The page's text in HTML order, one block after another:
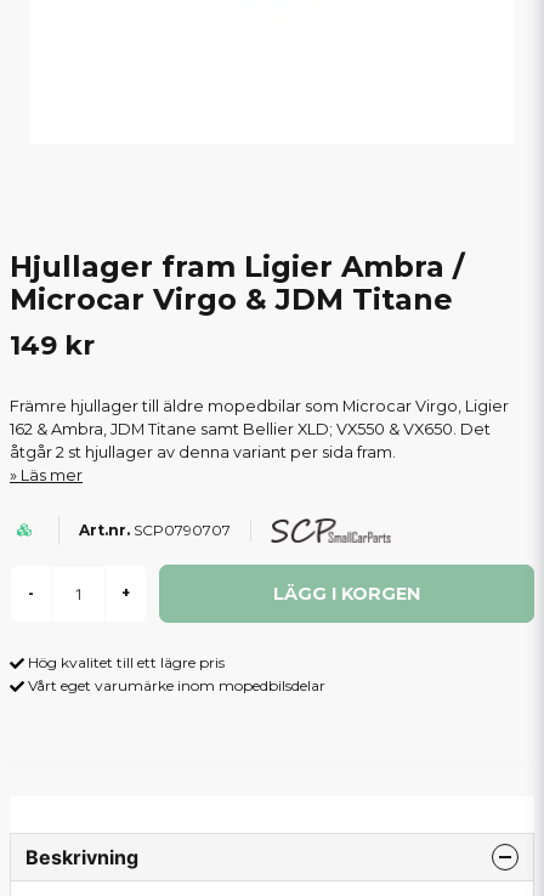
Hjullager fram Ligier Ambra /
Microcar Virgo & JDM Titane
149 kr
Främre hjullager till äldre mopedbilar som Microcar Virgo, Ligier
162 & Ambra, JDM Titane samt Bellier XLD; VX550 & VX650. Det
åtgår 2 st hjullager av denna variant per sida fram.
Läs mer
SCP0790707
- + LÄGG I KORGEN
Hög kvalitet till ett lägre pris
Vårt eget varumärke inom mopedbilsdelar
Beskrivning